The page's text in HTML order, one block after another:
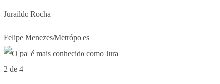
Juraildo Rocha
Felipe Menezes/Metrópoles
2 de 4